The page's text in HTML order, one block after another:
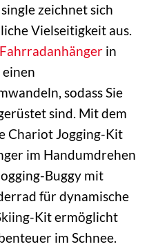
zeichnet sich
Vielseitigkeit aus.
Fahrradanhänger in
sodass Sie
sind. Mit dem
Chariot Jogging-Kit
im Handumdrehen
Buggy mit
für dynamische
Kit ermöglicht
im Schnee.